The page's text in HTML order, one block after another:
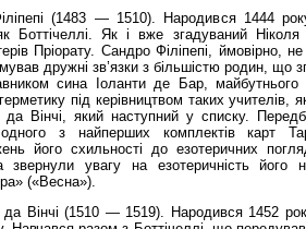
(1483 — 1510). Народився 1444
Боттічеллі. Як і вже згадуваний
Пріорату. Сандро Філіпепі, ймовірно,
дружні зв’язки з більшістю родин, що
сина Іоланти де Бар, майбутнього
під керівництвом таких учителів,
Вінчі, який наступний у списку.
з найперших комплектів карт
його схильності до езотеричних
звернули увагу на езотеричність його
(«Весна»).
Вінчі (1510 — 1519). Народився 1452